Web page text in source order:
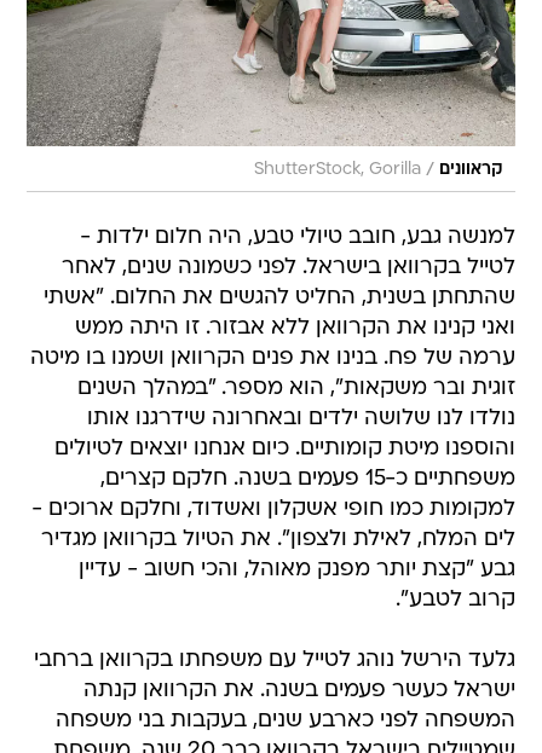
קראוונים /
ShutterStock, Gorilla
למנשה גבע, חובב טיולי טבע, היה חלום ילדות -
לטייל בקרוואן בישראל. לפני כשמונה שנים, לאחר
שהתחתן בשנית, החליט להגשים את החלום. "אשתי
ואני קנינו את הקרוואן ללא אבזור. זו היתה ממש
ערמה של פח. בנינו את פנים הקרוואן ושמנו בו מיטה
זוגית ובר משקאות", הוא מספר. "במהלך השנים
נולדו לנו שלושה ילדים ובאחרונה שידרגנו אותו
והוספנו מיטת קומותיים. כיום אנחנו יוצאים לטיולים
משפחתיים כ-15 פעמים בשנה. חלקם קצרים,
למקומות כמו חופי אשקלון ואשדוד, וחלקם ארוכים -
לים המלח, לאילת ולצפון". את הטיול בקרוואן מגדיר
גבע "קצת יותר מפנק מאוהל, והכי חשוב - עדיין
קרוב לטבע".
גלעד הירשל נוהג לטייל עם משפחתו בקרוואן ברחבי
ישראל כעשר פעמים בשנה. את הקרוואן קנתה
המשפחה לפני כארבע שנים, בעקבות בני משפחה